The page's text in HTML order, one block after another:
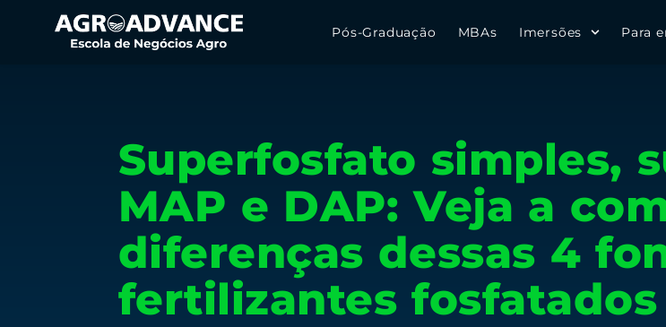
Pós-Graduação MBAs Imersões Para
Superfosfato simples,
MAP e DAP: Veja a
diferenças dessas 4
fertilizantes fosfatados